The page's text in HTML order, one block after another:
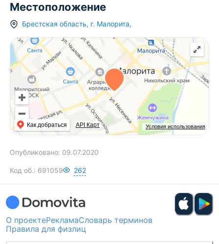
Местоположение
Брестская область, г. Малорита,
Условия использования
Как добраться API Карт
Опубликовано: 09.07.2020
Код об.: 691059 262
О проектеРекламаСловарь терминов
Правила для физлиц